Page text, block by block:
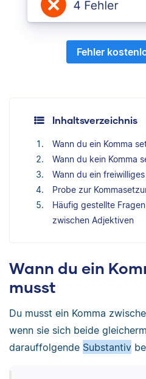
Fehler
Inhaltsverzeichnis
Wann du ein Komma
Wann du kein Komma
Wann du ein
Probe zur
Häufig gestellte
zwischen Adjektiven
Wann du ein
musst
Du musst ein Komma
wenn sie sich beide
darauffolgende Substantiv